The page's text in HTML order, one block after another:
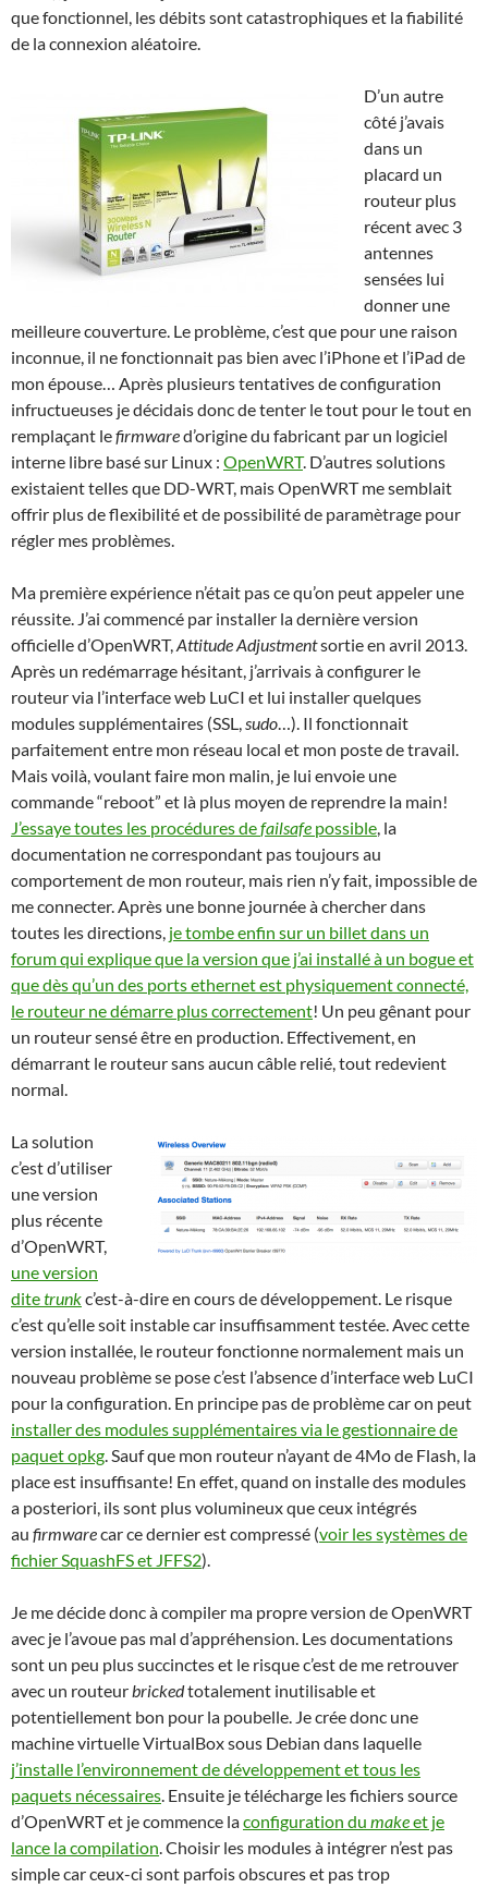
que fonctionnel, les débits sont catastrophiques et la fiabilité
de la connexion aléatoire.
D’un autre
côté j’avais
dans un
placard un
routeur plus
récent avec 3
antennes
sensées lui
donner une
meilleure couverture. Le problème, c’est que pour une raison
inconnue, il ne fonctionnait pas bien avec l’iPhone et l’iPad de
mon épouse… Après plusieurs tentatives de configuration
infructueuses je décidais donc de tenter le tout pour le tout en
remplaçant lefirmwared’origine du fabricant par un logiciel
interne libre basé sur Linux : OpenWRT. D’autres solutions
existaient telles que DD-WRT, mais OpenWRT me semblait
offrir plus de flexibilité et de possibilité de paramètrage pour
régler mes problèmes.
Ma première expérience n’était pas ce qu’on peut appeler une
réussite. J’ai commencé par installer la dernière version
officielle d’OpenWRT,Attitude Adjustmentsortie en avril 2013.
Après un redémarrage hésitant, j’arrivais à configurer le
routeur via l’interface web LuCI et lui installer quelques
modules supplémentaires (SSL,sudo…). Il fonctionnait
parfaitement entre mon réseau local et mon poste de travail.
Mais voilà, voulant faire mon malin, je lui envoie une
commande “reboot” et là plus moyen de reprendre la main!
J’essaye toutes les procédures defailsafe possible, la
documentation ne correspondant pas toujours au
comportement de mon routeur, mais rien n’y fait, impossible de
me connecter. Après une bonne journée à chercher dans
toutes les directions, je tombe enfin sur un billet dans un
forum qui explique que la version que j’ai installé à un bogue et
que dès qu’un des ports ethernet est physiquement connecté,
le routeur ne démarre plus correctement! Un peu gênant pour
un routeur sensé être en production. Effectivement, en
démarrant le routeur sans aucun câble relié, tout redevient
normal.
La solution
c’est d’utiliser
une version
plus récente
d’OpenWRT,
une version
ditetrunkc’est-à-dire en cours de développement. Le risque
c’est qu’elle soit instable car insuffisamment testée. Avec cette
version installée, le routeur fonctionne normalement mais un
nouveau problème se pose c’est l’absence d’interface web LuCI
pour la configuration. En principe pas de problème car on peut
installer des modules supplémentaires via le gestionnaire de
paquet opkg. Sauf que mon routeur n’ayant de 4Mo de Flash, la
place est insuffisante! En effet, quand on installe des modules
a posteriori, ils sont plus volumineux que ceux intégrés
au firmwarecar ce dernier est compressé (voir les systèmes de
fichier SquashFS et JFFS2).
Je me décide donc à compiler ma propre version de OpenWRT
avec je l’avoue pas mal d’appréhension. Les documentations
sont un peu plus succinctes et le risque c’est de me retrouver
avec un routeurbrickedtotalement inutilisable et
potentiellement bon pour la poubelle. Je crée donc une
machine virtuelle VirtualBox sous Debian dans laquelle
j’installe l’environnement de développement et tous les
paquets nécessaires. Ensuite je télécharge les fichiers source
d’OpenWRT et je commence laconfiguration du makeet je
lance la compilation. Choisir les modules à intégrer n’est pas
simple car ceux-ci sont parfois obscures et pas trop